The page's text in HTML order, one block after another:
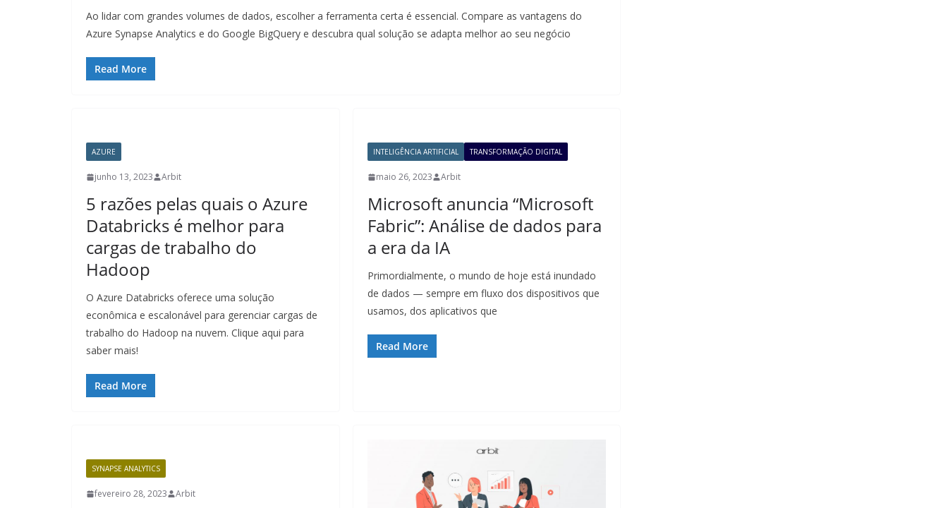
Ao lidar com grandes volumes de dados, escolher a ferramenta certa é essencial. Compare as vantagens do
Azure Synapse Analytics e do Google BigQuery e descubra qual solução se adapta melhor ao seu negócio
Read More
AZURE
junho 13, 2023 Arbit
5 razões pelas quais o Azure
Databricks é melhor para
cargas de trabalho do
Hadoop
O Azure Databricks oferece uma solução
econômica e escalonável para gerenciar cargas de
trabalho do Hadoop na nuvem. Clique aqui para
saber mais!
Read More
INTELIGÊNCIA ARTIFICIAL TRANSFORMAÇÃO DIGITAL
maio 26, 2023 Arbit
Microsoft anuncia “Microsoft
Fabric”: Análise de dados para
a era da IA
Primordialmente, o mundo de hoje está inundado
de dados — sempre em fluxo dos dispositivos que
usamos, dos aplicativos que
Read More
SYNAPSE ANALYTICS
fevereiro 28, 2023 Arbit